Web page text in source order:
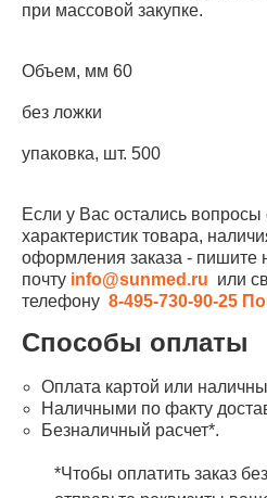
при массовой закупке.
Объем, мм 60
без ложки
упаковка, шт. 500
Если у Вас остались вопросы
характеристик товара,
оформления заказа - пишите
почту info@sunmed.ru или
телефону 8-495-730-90-25
Способы оплаты
Оплата картой или
Наличными по факту
Безналичный расчет*.
*Чтобы оплатить заказ